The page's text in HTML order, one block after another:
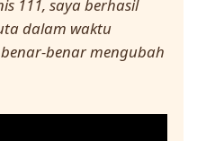
111, saya berhasil
dalam waktu
benar mengubah